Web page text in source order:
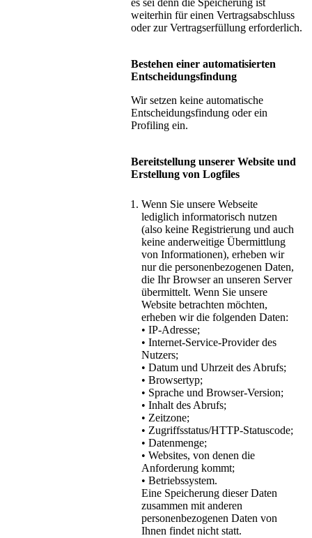
es sei denn die Speicherung ist
weiterhin für einen Vertragsabschluss
oder zur Vertragserfüllung erforderlich.
Bestehen einer automatisierten
Entscheidungsfindung
Wir setzen keine automatische
Entscheidungsfindung oder ein
Profiling ein.
Bereitstellung unserer Website und
Erstellung von Logfiles
Wenn Sie unsere Webseite
lediglich informatorisch nutzen
(also keine Registrierung und auch
keine anderweitige Übermittlung
von Informationen), erheben wir
nur die personenbezogenen Daten,
die Ihr Browser an unseren Server
übermittelt. Wenn Sie unsere
Website betrachten möchten,
erheben wir die folgenden Daten:
• IP-Adresse;
• Internet-Service-Provider des
Nutzers;
• Datum und Uhrzeit des Abrufs;
• Browsertyp;
• Sprache und Browser-Version;
• Inhalt des Abrufs;
• Zeitzone;
• Zugriffsstatus/HTTP-Statuscode;
• Datenmenge;
• Websites, von denen die
Anforderung kommt;
• Betriebssystem.
Eine Speicherung dieser Daten
zusammen mit anderen
personenbezogenen Daten von
Ihnen findet nicht statt.